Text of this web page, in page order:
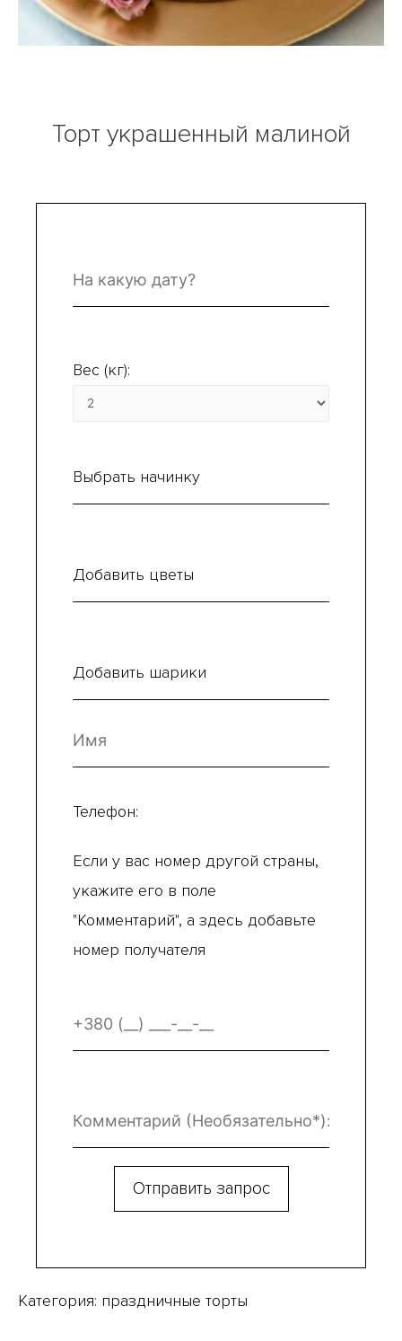
Торт украшенный малиной
Вес (кг):
Выбрать начинку
Добавить цветы
Добавить шарики
Телефон:
Если у вас номер другой страны,
укажите его в поле
"Комментарий", а здесь добавьте
номер получателя
Категория: праздничные торты